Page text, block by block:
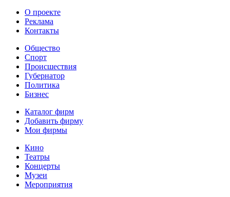
О проекте
Реклама
Контакты
Общество
Спорт
Происшествия
Губернатор
Политика
Бизнес
Каталог фирм
Добавить фирму
Мои фирмы
Кино
Театры
Концерты
Музеи
Мероприятия